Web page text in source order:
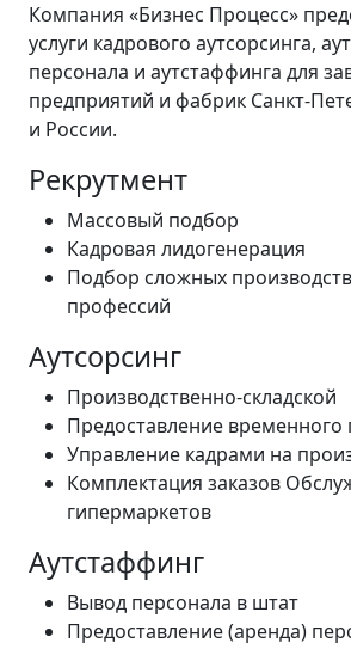
Компания «Бизнес Процесс»
услуги кадрового аутсорсинга,
персонала и аутстаффинга для
предприятий и фабрик Санкт-
и России.
Рекрутмент
Массовый подбор
Кадровая лидогенерация
Подбор сложных
профессий
Аутсорсинг
Производственно-складской
Предоставление временного
Управление кадрами на
Комплектация заказов
гипермаркетов
Аутстаффинг
Вывод персонала в штат
Предоставление (аренда)